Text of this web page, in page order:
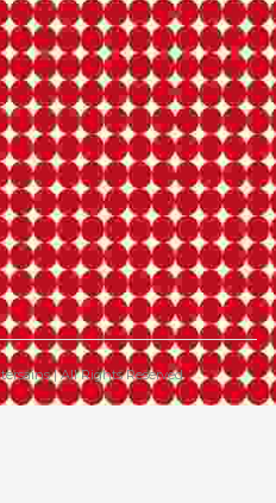
| All Rights Reserved